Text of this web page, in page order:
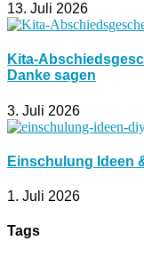
13. Juli 2026
Kita-
Danke sagen
3. Juli 2026
Einschulung Ideen
1. Juli 2026
Tags